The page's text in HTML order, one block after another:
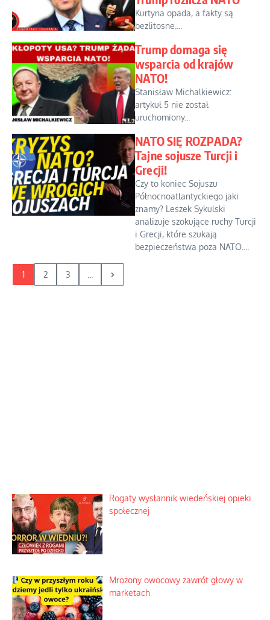
Kurtyna opada, a fakty są
bezlitosne....
Trump domaga się
wsparcia od krajów
NATO!
Stanisław Michalkiewicz:
artykuł 5 nie został
uruchomiony...
NATO SIĘ ROZPADA?
Tajne sojusze Turcji i
Grecji!
Czy to koniec Sojuszu
Północnoatlantyckiego jaki
znamy? Leszek Sykulski
analizuje szokujące ruchy Turcji
i Grecji, które szukają
bezpieczeństwa poza NATO....
1 2 3
Rogaty wysłannik wiedeńskiej opieki
społecznej
Mrożony owocowy zawrót głowy w
marketach